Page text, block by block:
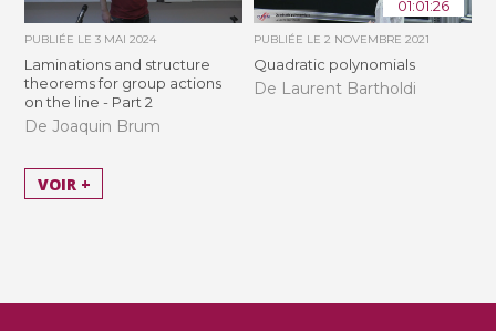
PUBLIÉE LE3 MAI 2024
Laminations and structure
theorems for group actions
on the line - Part 2
De Joaquin Brum
01:01:26
PUBLIÉE LE 2 NOVEMBRE 2021
Quadratic polynomials
De Laurent Bartholdi
VOIR +